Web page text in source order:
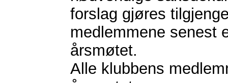
forslag gjøres
medlemmene senest
årsmøtet.
Alle klubbens